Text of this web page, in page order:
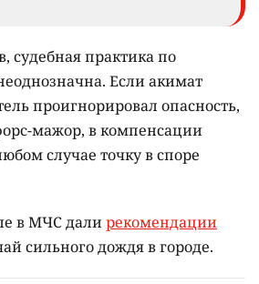
судебная практика по
Если акимат
проигнорировал опасность,
мажор, в компенсации
случае точку в споре
в МЧС далирекомендации
сильного дождя в городе.